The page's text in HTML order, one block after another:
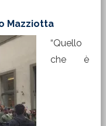
Mazziotta
“Quello
che è